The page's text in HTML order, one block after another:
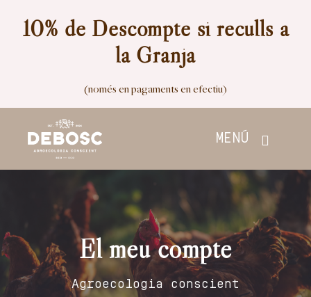
10% de Descompte si reculls a
la Granja
(només en pagaments en efectiu)
MENÚ
Nosaltres
El meu compte
Agroecologia conscient